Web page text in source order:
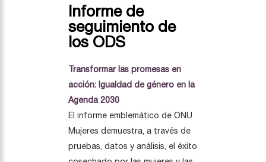
Informe de
seguimiento de
los ODS
Transformar las promesas en
acción: Igualdad de género en la
Agenda 2030
El informe emblemático de ONU
Mujeres demuestra, a través de
pruebas, datos y análisis, el éxito